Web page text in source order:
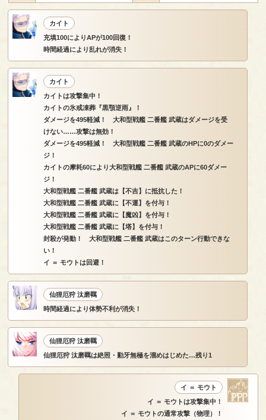
カイト
充填100によりAPが100回復！
時間経過により乱れが消失！
カイト
カイトは攻撃集中！
カイトの氷戒凍葬『黒顎逆雨』！
ダメージを495軽減！ 大和型戦艦 二番艦 武蔵はダメージを受
けない……攻撃は無効！
ダメージを495軽減！ 大和型戦艦 二番艦 武蔵のHPに0のダメー
ジ！
カイトの摩耗60により大和型戦艦 二番艦 武蔵のAPに60ダメー
ジ！
大和型戦艦 二番艦 武蔵は【不吉】に抵抗した！
大和型戦艦 二番艦 武蔵に【不運】を付与！
大和型戦艦 二番艦 武蔵に【魔凶】を付与！
大和型戦艦 二番艦 武蔵に【塔】を付与！
封殺が発動！ 大和型戦艦 二番艦 武蔵はこのターン行動できな
い！
イ ＝ モウトは回避！
仙狸厄狩 汰磨羈
時間経過により体勢不利が消失！
仙狸厄狩 汰磨羈
仙狸厄狩 汰磨羈は絶照・勦牙無極を溜めはじめた…残り1
イ ＝ モウト
イ ＝ モウトは攻撃集中！
イ ＝ モウトの通常攻撃（物理）！